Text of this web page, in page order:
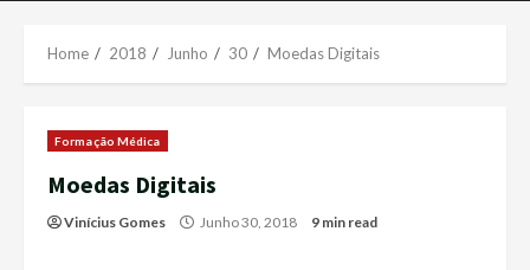
Home 2018 Junho 30 Moedas Digitais
Formação Médica
Moedas Digitais
Vinícius Gomes Junho 30, 2018 9 min read